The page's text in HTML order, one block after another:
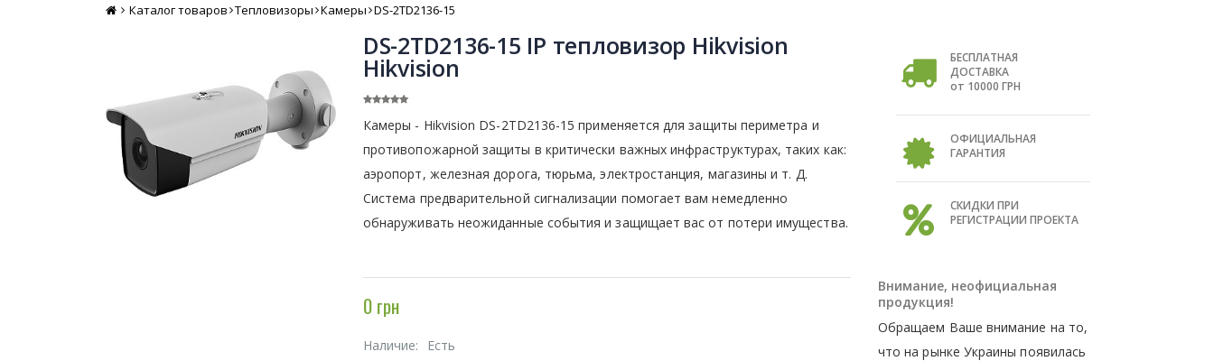
Главная
Каталог товаров Тепловизоры Камеры DS-2TD2136-15
DS-2TD2136-15 IP тепловизор Hikvision
Hikvision
Камеры - Hikvision DS-2TD2136-15 применяется для защиты периметра и
противопожарной защиты в критически важных инфраструктурах, таких как:
аэропорт, железная дорога, тюрьма, электростанция, магазины и т. Д.
Система предварительной сигнализации помогает вам немедленно
обнаруживать неожиданные события и защищает вас от потери имущества.
0 грн
Наличие: Есть
БЕСПЛАТНАЯ
ДОСТАВКА
от 10000 ГРН
ОФИЦИАЛЬНАЯ
ГАРАНТИЯ
СКИДКИ ПРИ
РЕГИСТРАЦИИ ПРОЕКТА
Внимание, неофициальная
продукция!
Обращаем Ваше внимание на то,
что на рынке Украины появилась